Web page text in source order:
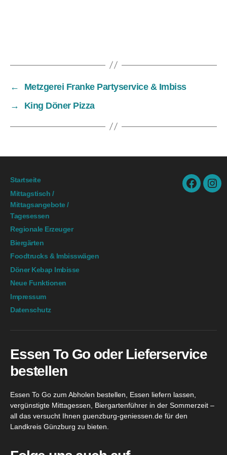
←
Metzgerei Franke Partyservice & Imbiss
→
King Döner Pizza
Startseite
Mittagstisch /
Mittagsangebote /
Tagesessen
Regionale Erzeuger
Biergärten
Foodtrucks & Imbisswägen
Döner Kebap Imbisse
Neue Funktionen
Impressum
Datenschutz
Essen To Go oder Lieferservice
bestellen
Essen To Go zum Abholen bestellen, Essen liefern lassen,
vergünstigte Mittagessen, Biergartenführer in der Sommerzeit –
all das versucht Ihnen guenzburg-geniessen.de für den
Landkreis Günzburg zu bieten.